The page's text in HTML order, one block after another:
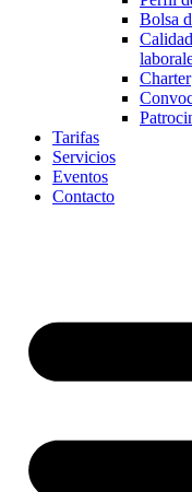
Bolsa
Charter
Tarifas
Servicios
Eventos
Contacto